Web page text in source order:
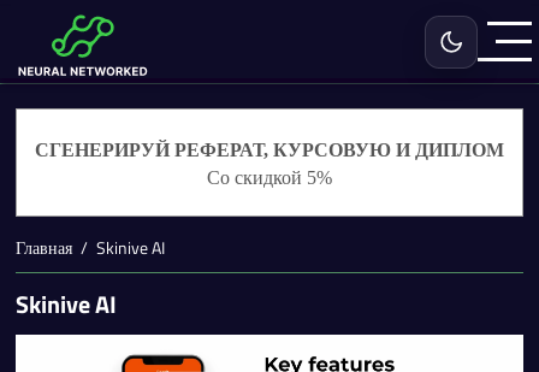
Включить
СГЕНЕРИРУЙ РЕФЕРАТ, КУРСОВУЮ И ДИПЛОМ
Со скидкой 5%
Главная Skinive AI
Skinive AI